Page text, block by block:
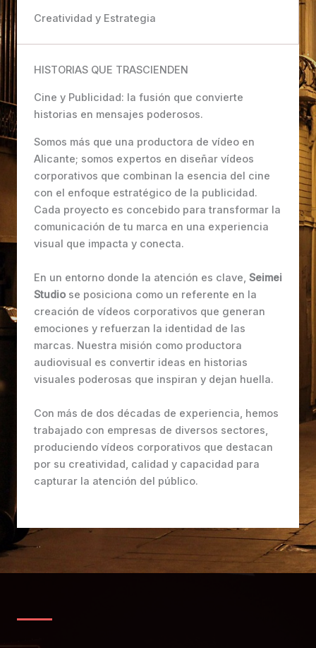
Creatividad y Estrategia
HISTORIAS QUE TRASCIENDEN
Cine y Publicidad: la fusión que convierte
historias en mensajes poderosos.
Somos más que una productora de vídeo en
Alicante; somos expertos en diseñar vídeos
corporativos que combinan la esencia del cine
con el enfoque estratégico de la publicidad.
Cada proyecto es concebido para transformar la
comunicación de tu marca en una experiencia
visual que impacta y conecta.
En un entorno donde la atención es clave, Seimei
Studio se posiciona como un referente en la
creación de vídeos corporativos que generan
emociones y refuerzan la identidad de las
marcas. Nuestra misión como productora
audiovisual es convertir ideas en historias
visuales poderosas que inspiran y dejan huella.
Con más de dos décadas de experiencia, hemos
trabajado con empresas de diversos sectores,
produciendo vídeos corporativos que destacan
por su creatividad, calidad y capacidad para
capturar la atención del público.